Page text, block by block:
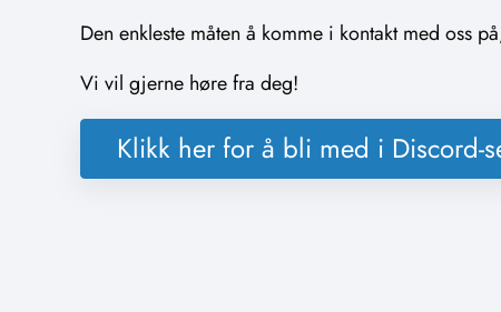
Den enkleste måten å komme i kontakt med oss
Vi vil gjerne høre fra deg!
Klikk her for å bli med i Discord-